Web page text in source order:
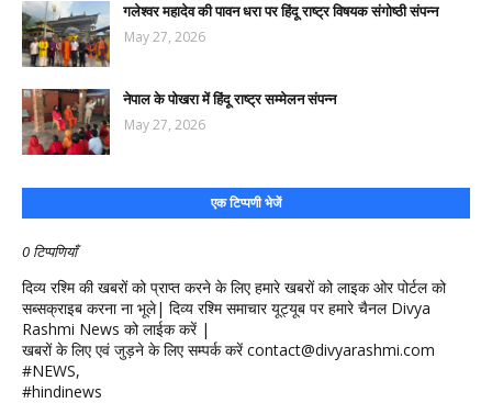
गलेश्वर महादेव की पावन धरा पर हिंदू राष्ट्र विषयक संगोष्ठी संपन्न
May 27, 2026
नेपाल के पोखरा में हिंदू राष्ट्र सम्मेलन संपन्न
May 27, 2026
एक टिप्पणी भेजें
0 टिप्पणियाँ
दिव्य रश्मि की खबरों को प्राप्त करने के लिए हमारे खबरों को लाइक ओर पोर्टल को
सब्सक्राइब करना ना भूले| दिव्य रश्मि समाचार यूट्यूब पर हमारे चैनल Divya
Rashmi News को लाईक करें |
खबरों के लिए एवं जुड़ने के लिए सम्पर्क करें contact@divyarashmi.com
#NEWS,
#hindinews